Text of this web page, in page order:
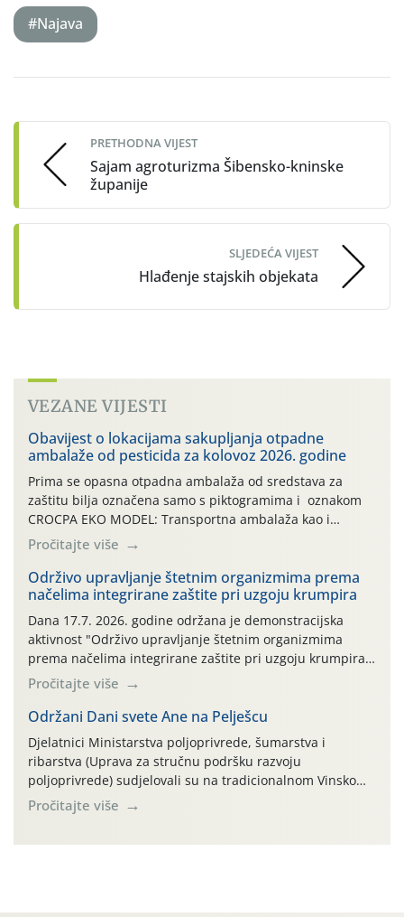
#Najava
navigation
PRETHODNA VIJEST
Sajam agroturizma Šibensko-kninske
županije
SLJEDEĆA VIJEST
Hlađenje stajskih objekata
VEZANE VIJESTI
Obavijest o lokacijama sakupljanja otpadne
ambalaže od pesticida za kolovoz 2026. godine
Prima se opasna otpadna ambalaža od sredstava za
zaštitu bilja označena samo s piktogramima i oznakom
CROCPA EKO MODEL: Transportna ambalaža kao i
ambalaža drugih proizvoda koji nisu sredstva za zaštitu
bilja (npr. ambalaža od mineralnih gnojiva,) se ne
prihvaća. Korisnicima je osiguran besplatni povrat
prazne ambalaže isključivo ovih tvrtki: AGROCHEM-MAKS,
AGRONOM, ALBAUGH TKI* (PINUS […]
Pročitajte više
Održivo upravljanje štetnim organizmima prema
načelima integrirane zaštite pri uzgoju krumpira
Dana 17.7. 2026. godine održana je demonstracijska
aktivnost "Održivo upravljanje štetnim organizmima
prema načelima integrirane zaštite pri uzgoju krumpira"
na pokusnom polju "Poredje", kraj naselja Belica (ARKOD
parcela ID 2445031) (središnji dio Međimurske županije).
Pročitajte više
Održani Dani svete Ane na Pelješcu
Djelatnici Ministarstva poljoprivrede, šumarstva i
ribarstva (Uprava za stručnu podršku razvoju
poljoprivrede) sudjelovali su na tradicionalnom Vinskom
forumu, održanom 24.07.2026. godine u Domu vinarske
tradicije u Putnikovićima na poluotoku Pelješcu, u
Pročitajte više